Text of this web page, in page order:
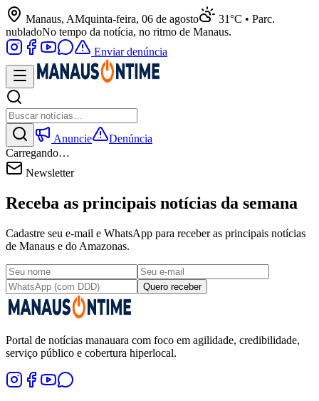
Manaus, AMquinta-feira, 06 de agosto
31°C • Parc.
nubladoNo tempo da notícia, no ritmo de Manaus.
Enviar denúncia
Anuncie
Denúncia
Carregando…
Newsletter
Receba as principais notícias da semana
Cadastre seu e-mail e WhatsApp para receber as principais notícias
de Manaus e do Amazonas.
Quero receber
Portal de notícias manauara com foco em agilidade, credibilidade,
serviço público e cobertura hiperlocal.